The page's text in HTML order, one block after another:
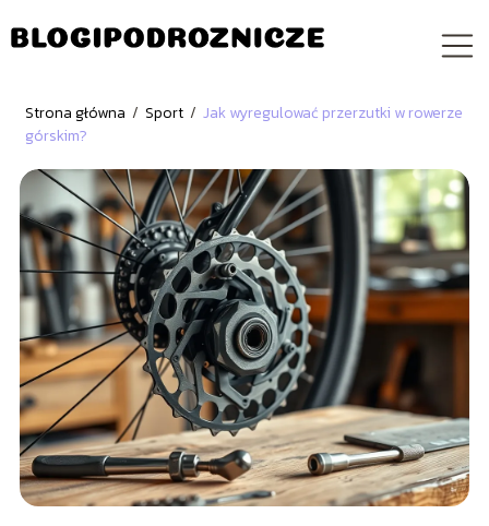
Strona główna / Sport / Jak wyregulować przerzutki w rowerze
górskim?